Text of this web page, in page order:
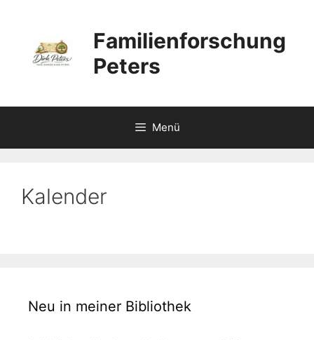
springen
Familienforschung
Peters
Menü
Kalender
Neu in meiner Bibliothek